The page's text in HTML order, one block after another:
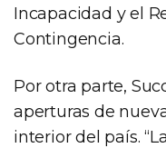
Incapacidad y el
Contingencia.
Por otra parte,
aperturas de
interior del país.